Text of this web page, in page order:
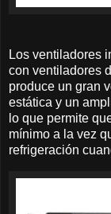
Los ventiladores
con ventiladores
produce un gran
estática y un
lo que permite
mínimo a la vez
refrigeración